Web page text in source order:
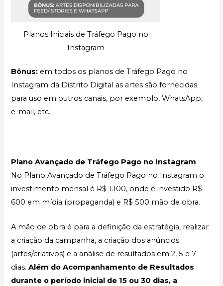
Planos Iniciais de Tráfego Pago no
Instagram
Bônus: em todos os planos de Tráfego Pago no
Instagram da Distrito Digital as artes são fornecidas
para uso em outros canais, por exemplo, WhatsApp,
e-mail, etc.
Plano Avançado de Tráfego Pago no Instagram
No Plano Avançado de Tráfego Pago no Instagram o
investimento mensal é R$ 1.100, onde é investido R$
600 em mídia (propaganda) e R$ 500 mão de obra.
A mão de obra é para a definição da estratégia, realizar
a criação da campanha, a criação dos anúncios
(artes/criativos) e a análise de resultados em 2, 5 e 7
dias.Além do Acompanhamento de Resultados
durante o período inicial de 15 ou 30 dias, a